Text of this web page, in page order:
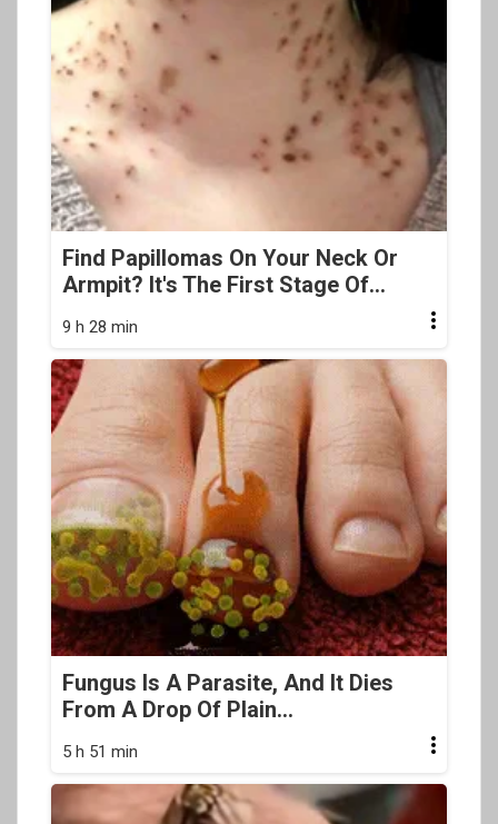
Find Papillomas On Your Neck Or
Armpit? It's The First Stage Of...
9 h 28 min
Fungus Is A Parasite, And It Dies
From A Drop Of Plain...
5 h 51 min